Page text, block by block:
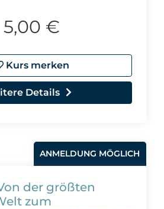
5,00 €
Kurs merken
Details
ANMELDUNG MÖGLICH
der größten
zum